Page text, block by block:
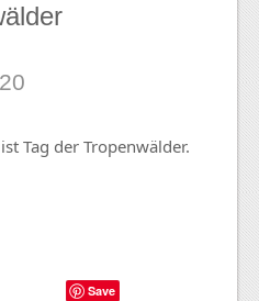
Tag der Tropenwälder.
Save